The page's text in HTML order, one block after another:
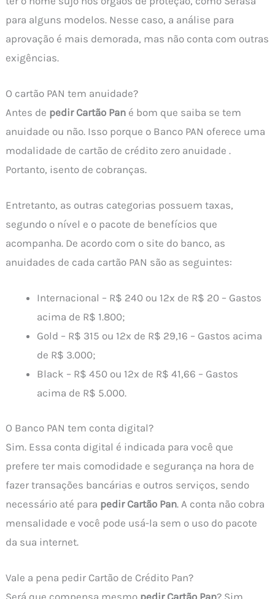
para alguns modelos. Nesse caso, a análise para
aprovação é mais demorada, mas não conta com outras
exigências.
O cartão PAN tem anuidade?
Antes de pedir Cartão Pan é bom que saiba se tem
anuidade ou não. Isso porque o Banco PAN oferece uma
modalidade de cartão de crédito zero anuidade .
Portanto, isento de cobranças.
Entretanto, as outras categorias possuem taxas,
segundo o nível e o pacote de benefícios que
acompanha. De acordo com o site do banco, as
anuidades de cada cartão PAN são as seguintes:
Internacional – R$ 240 ou 12x de R$ 20 – Gastos
acima de R$ 1.800;
Gold – R$ 315 ou 12x de R$ 29,16 – Gastos acima
de R$ 3.000;
Black – R$ 450 ou 12x de R$ 41,66 – Gastos
acima de R$ 5.000.
O Banco PAN tem conta digital?
Sim. Essa conta digital é indicada para você que
prefere ter mais comodidade e segurança na hora de
fazer transações bancárias e outros serviços, sendo
necessário até para pedir Cartão Pan. A conta não cobra
mensalidade e você pode usá-la sem o uso do pacote
da sua internet.
Vale a pena pedir Cartão de Crédito Pan?